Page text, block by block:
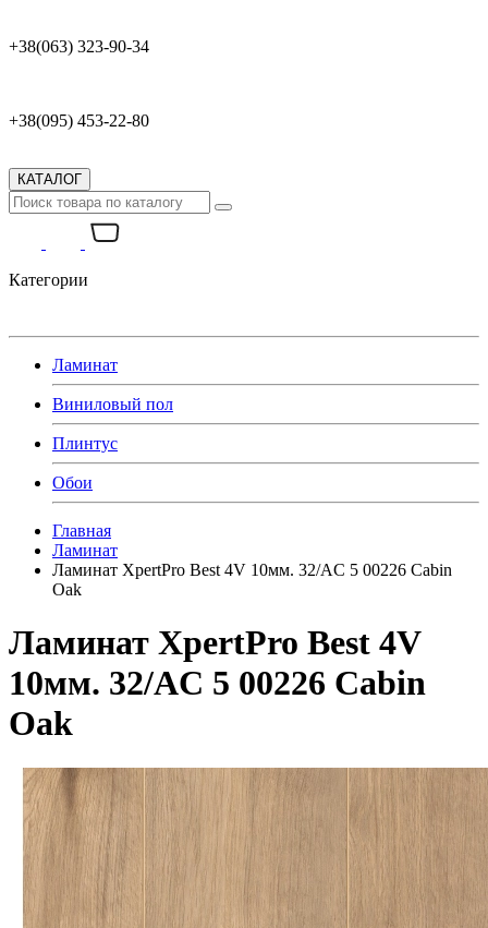
+38(063) 323-90-34
+38(095) 453-22-80
КАТАЛОГ
Категории
Ламинат
Виниловый пол
Плинтус
Обои
Главная
Ламинат
Ламинат XpertPro Best 4V 10мм. 32/AC 5 00226 Cabin
Oak
Ламинат XpertPro Best 4V
10мм. 32/AC 5 00226 Cabin
Oak